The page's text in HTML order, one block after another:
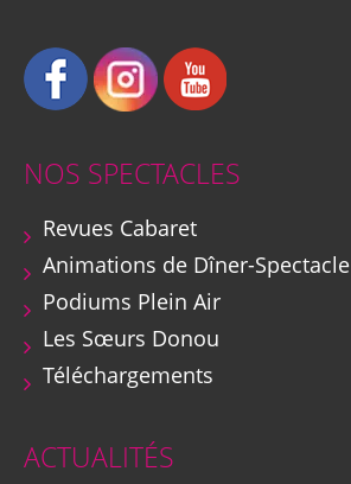
NOS SPECTACLES
Revues Cabaret
Animations de Dîner-Spectacle
Podiums Plein Air
Les Sœurs Donou
Téléchargements
ACTUALITÉS